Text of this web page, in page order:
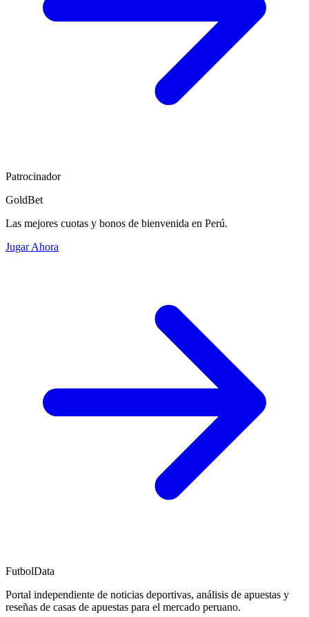
Patrocinador
GoldBet
Las mejores cuotas y bonos de bienvenida en Perú.
Jugar Ahora
FutbolData
Portal independiente de noticias deportivas, análisis de apuestas y
reseñas de casas de apuestas para el mercado peruano.